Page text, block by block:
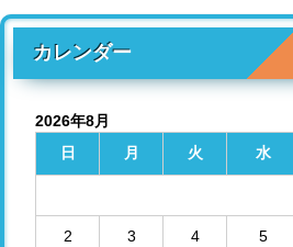
カレンダー
2026年8月
日
月 火 水
2 3 4 5